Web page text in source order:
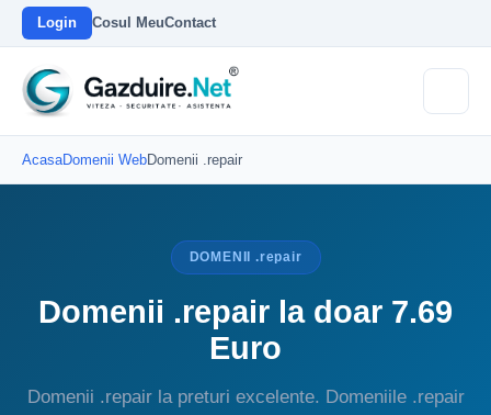
Login Cosul MeuContact
AcasaDomenii WebDomenii .repair
DOMENII .repair
Domenii .repair la doar 7.69
Euro
Domenii .repair la preturi excelente. Domeniile .repair